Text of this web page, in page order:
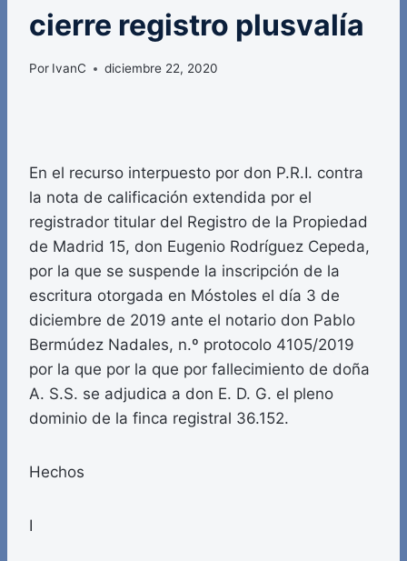
cierre registro plusvalía
Por IvanC diciembre 22, 2020
En el recurso interpuesto por don P.R.I. contra
la nota de calificación extendida por el
registrador titular del Registro de la Propiedad
de Madrid 15, don Eugenio Rodríguez Cepeda,
por la que se suspende la inscripción de la
escritura otorgada en Móstoles el día 3 de
diciembre de 2019 ante el notario don Pablo
Bermúdez Nadales, n.º protocolo 4105/2019
por la que por la que por fallecimiento de doña
A. S.S. se adjudica a don E. D. G. el pleno
dominio de la finca registral 36.152.
Hechos
I